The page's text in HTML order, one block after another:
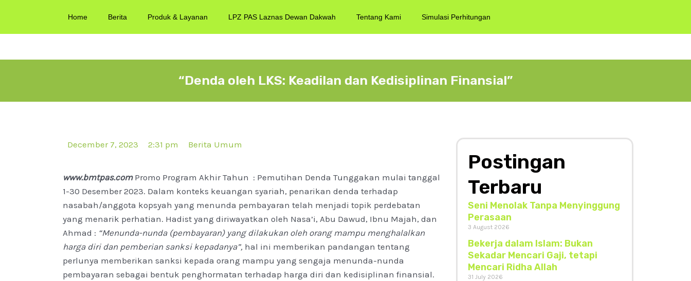
Home Berita Produk & Layanan LPZ PAS Laznas Dewan Dakwah Tentang Kami Simulasi Perhitungan
“Denda oleh LKS: Keadilan dan Kedisiplinan Finansial”
December 7, 2023 2:31 pm Berita Umum
www.bmtpas.comPromo Program Akhir Tahun : Pemutihan Denda Tunggakan mulai tanggal
1-30 Desember 2023. Dalam konteks keuangan syariah, penarikan denda terhadap
nasabah/anggota kopsyah yang menunda pembayaran telah menjadi topik perdebatan
yang menarik perhatian. Hadist yang diriwayatkan oleh Nasa’i, Abu Dawud, Ibnu Majah, dan
Ahmad : “Menunda-nunda (pembayaran) yang dilakukan oleh orang mampu menghalalkan
harga diri dan pemberian sanksi kepadanya”, hal ini memberikan pandangan tentang
perlunya memberikan sanksi kepada orang mampu yang sengaja menunda-nunda
pembayaran sebagai bentuk penghormatan terhadap harga diri dan kedisiplinan finansial.
Postingan
Terbaru
Seni Menolak Tanpa Menyinggung
Perasaan
3 August 2026
Bekerja dalam Islam: Bukan
Sekadar Mencari Gaji, tetapi
Mencari Ridha Allah
31 July 2026